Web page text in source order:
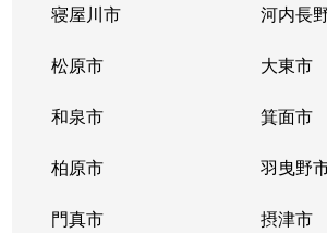
寝屋川市 河内長
松原市 大東市
和泉市 箕面市
柏原市 羽曳野
門真市 摂津市